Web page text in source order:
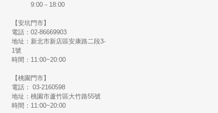
9:00－18:00
【安坑門市】
電話：02-86669903
地址：新北市新店區安康路二段3-
1號
時間：11:00~20:00
【桃園門市】
電話： 03-2160598
地址：桃園市蘆竹區大竹路55號
時間：11:00~20:00